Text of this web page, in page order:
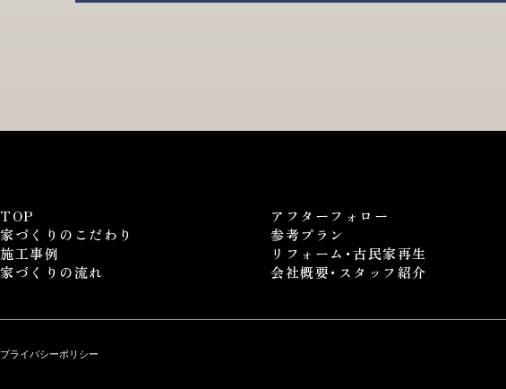
TOP
家づくりのこだわり
施工事例
家づくりの流れ
アフターフォロー
参考プラン
リフォーム･古民家再生
会社概要･スタッフ紹介
プライバシーポリシー